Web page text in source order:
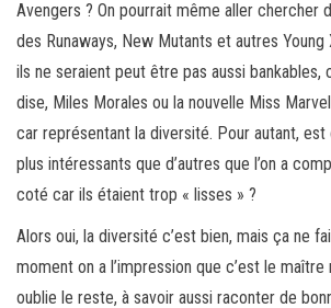
Avengers ? On pourrait même aller chercher
des Runaways, New Mutants et autres Young
ils ne seraient peut être pas aussi bankables,
dise, Miles Morales ou la nouvelle Miss
car représentant la diversité. Pour autant,
plus intéressants que d’autres que l’on a
coté car ils étaient trop « lisses » ?
Alors oui, la diversité c’est bien, mais ça ne
moment on a l’impression que c’est le maître
oublie le reste, à savoir aussi raconter de